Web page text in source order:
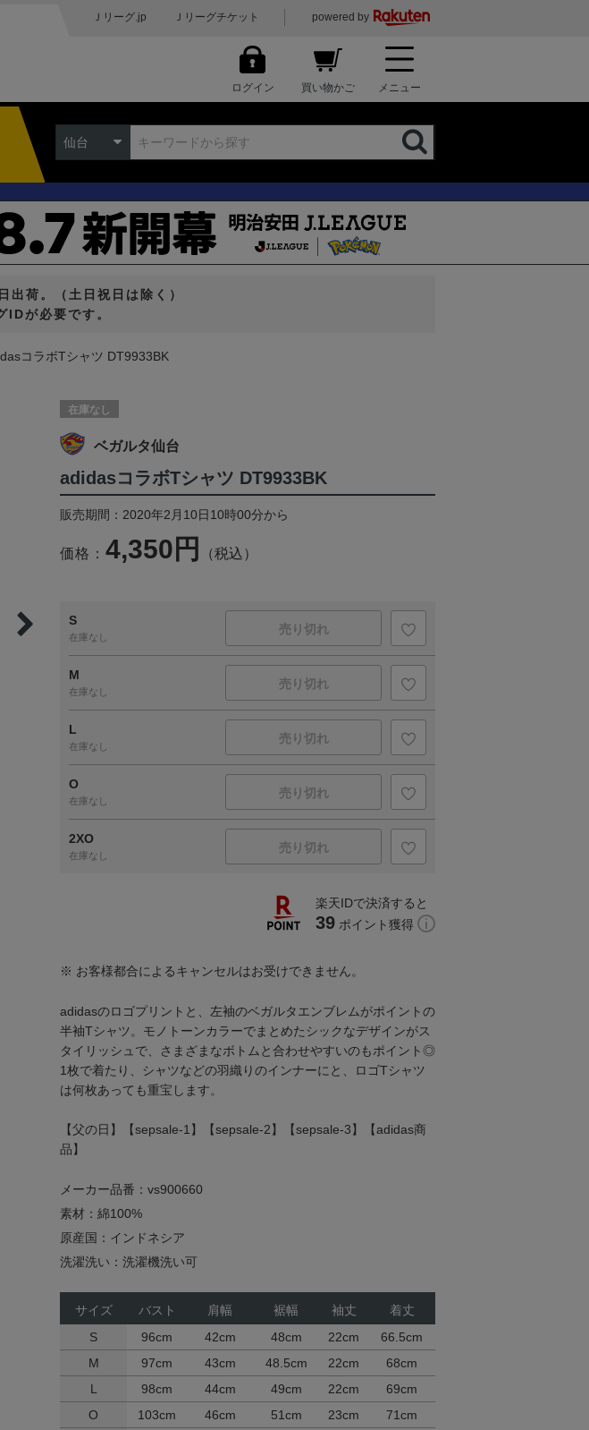
Ｊリーグ.jp Ｊリーグチケット powered by
ログイン 買い物かご メニュー
仙台
出荷。（土日祝日は除く）
IDが必要です。
コラボTシャツ DT9933BK
在庫なし
ベガルタ仙台
adidasコラボTシャツ DT9933BK
販売期間：2020年2月10日10時00分から
価格： 4,350円 （税込）
S
在庫なし
売り切れ
M
在庫なし
売り切れ
L
在庫なし
売り切れ
O
在庫なし
売り切れ
2XO
在庫なし
売り切れ
楽天IDで決済すると
39 ポイント獲得
※ お客様都合によるキャンセルはお受けできません。
adidasのロゴプリントと、左袖のベガルタエンブレムがポイントの
半袖Tシャツ。モノトーンカラーでまとめたシックなデザインがス
タイリッシュで、さまざまなボトムと合わせやすいのもポイント◎
1枚で着たり、シャツなどの羽織りのインナーにと、ロゴTシャツ
は何枚あっても重宝します。
【父の日】【sepsale-1】【sepsale-2】【sepsale-3】【adidas商
品】
メーカー品番：vs900660
素材：綿100%
原産国：インドネシア
洗濯洗い：洗濯機洗い可
サイズ バスト 肩幅 裾幅 袖丈
着丈
S
96cm 42cm 48cm 22cm
66.5cm
M
97cm 43cm 48.5cm 22cm
68cm
L
98cm 44cm 49cm 22cm
69cm
O
103cm 46cm 51cm 23cm
71cm